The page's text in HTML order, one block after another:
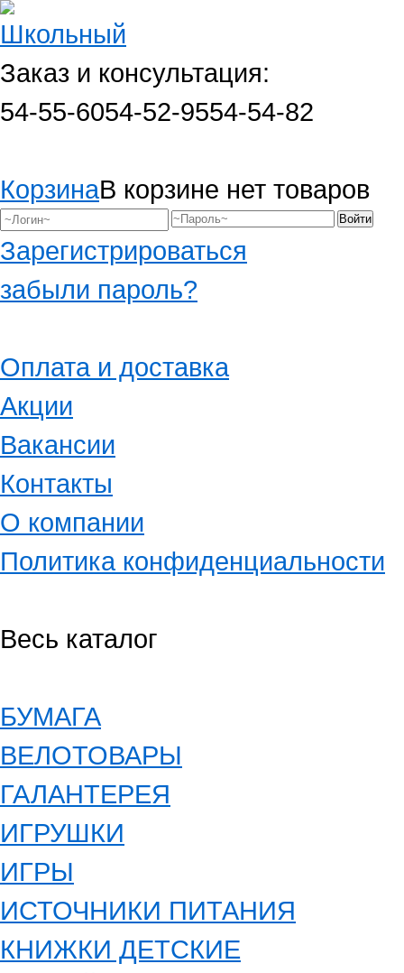
Заказ и консультация:
54-55-6054-52-9554-54-82
КорзинаВ корзине нет товаров
Зарегистрироваться
забыли пароль?
Оплата и доставка
Акции
Вакансии
Контакты
О компании
Политика конфиденциальности
Весь каталог
БУМАГА
ВЕЛОТОВАРЫ
ГАЛАНТЕРЕЯ
ИГРУШКИ
ИГРЫ
ИСТОЧНИКИ ПИТАНИЯ
КНИЖКИ ДЕТСКИЕ